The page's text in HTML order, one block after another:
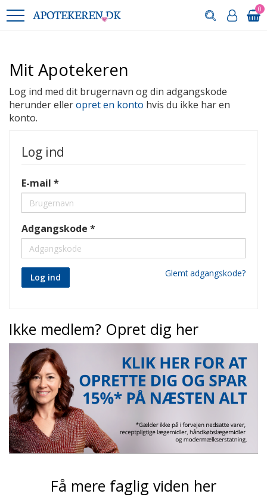
0
Mit Apotekeren
Log ind med dit brugernavn og din adgangskode
herunder elleropret en konto hvis du ikke har en
konto.
Log ind
E-mail
Adgangskode
Log ind Glemt adgangskode?
Ikke medlem? Opret dig her
Få mere faglig viden her